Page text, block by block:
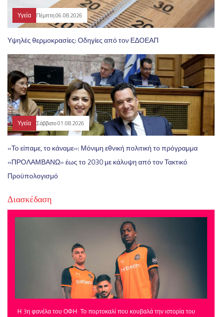
Υγεία Πέμπτη 06.08.2026
Υψηλές θερμοκρασίες: Οδηγίες από τον ΕΔΟΕΑΠ
Υγεία Σάββατο 01.08.2026
«Το είπαμε, το κάναμε»: Μόνιμη εθνική πολιτική το πρόγραμμα
«ΠΡΟΛΑΜΒΑΝΩ» έως το 2030 με κάλυψη από τον Τακτικό
Προϋπολογισμό
Διασκέδαση
Η 3η φανέλα του ΟΦΗ: Το πορτοκαλί που κουβαλά την ιστορία του